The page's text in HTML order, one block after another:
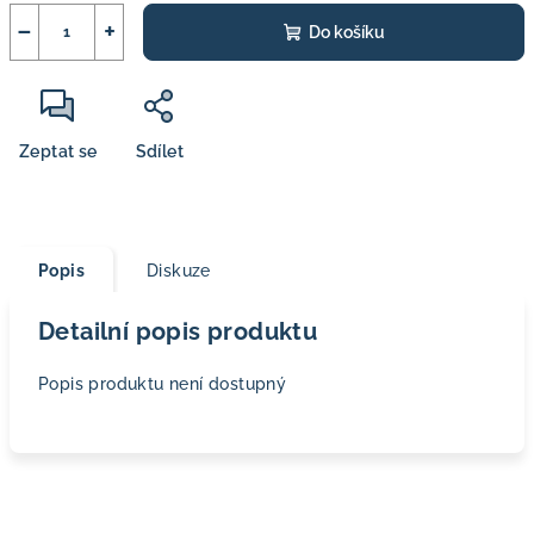
+
− Do košíku
Zeptat se Sdílet
Popis Diskuze
Detailní popis produktu
Popis produktu není dostupný